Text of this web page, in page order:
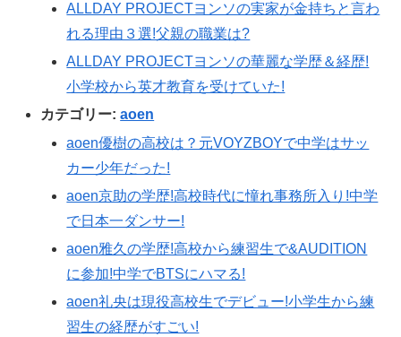
ALLDAY PROJECTヨンソの実家が金持ちと言わ
れる理由３選!父親の職業は?
ALLDAY PROJECTヨンソの華麗な学歴＆経歴!
小学校から英才教育を受けていた!
カテゴリー:aoen
aoen優樹の高校は？元VOYZBOYで中学はサッ
カー少年だった!
aoen京助の学歴!高校時代に憧れ事務所入り!中学
で日本一ダンサー!
aoen雅久の学歴!高校から練習生で&AUDITION
に参加!中学でBTSにハマる!
aoen礼央は現役高校生でデビュー!小学生から練
習生の経歴がすごい!